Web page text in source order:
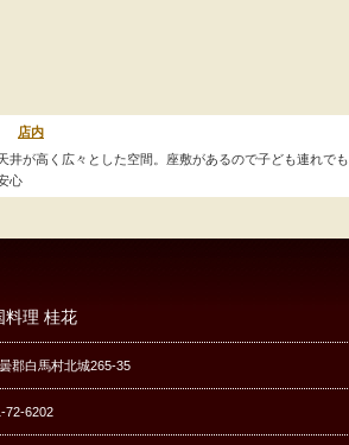
店内
井が高く広々とした空間。座敷があるので子ども連れでも
心
料理 桂花
郡白馬村北城265-35
72-6202